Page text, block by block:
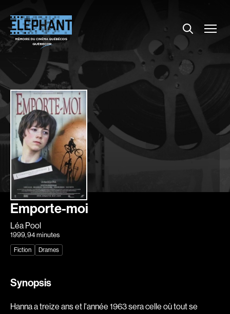
Menu
Explorer le répertoire
Projections
Entrevues
Nouvelles
À propos
Dossiers
Comment louer un film ?
Contact
FAQ
About us
Explorer par
Animation
Art
Emporte-moi
Léa Pool
1999, 94 minutes
Fiction Drames
Synopsis
Hanna a treize ans et l'année 1963 sera celle où tout se